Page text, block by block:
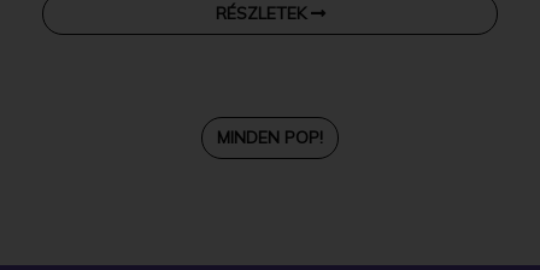
RÉSZLETEK
MINDEN POP!